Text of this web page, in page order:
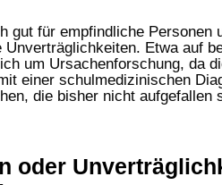
für empfindliche Personen
Etwa auf
um Ursachenforschung, da
einer schulmedizinischen
die bisher nicht aufgefallen
oder